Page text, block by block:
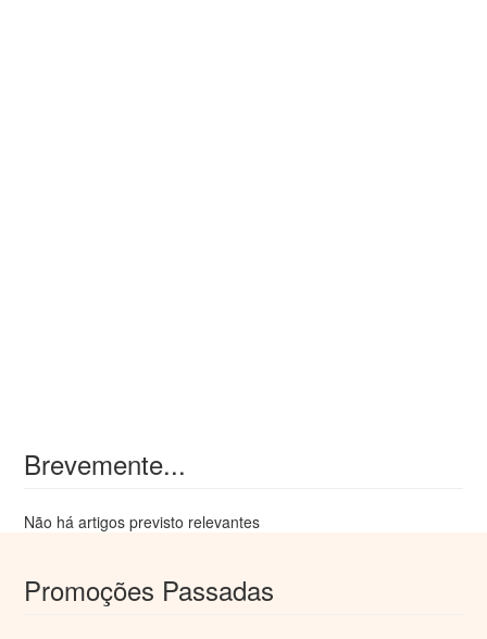
Brevemente...
Não há artigos previsto relevantes
Promoções Passadas